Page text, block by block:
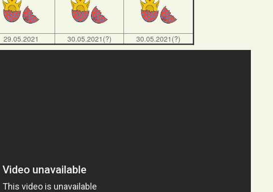
29.05.2021 30.05.2021(?) 30.05.2021(?)